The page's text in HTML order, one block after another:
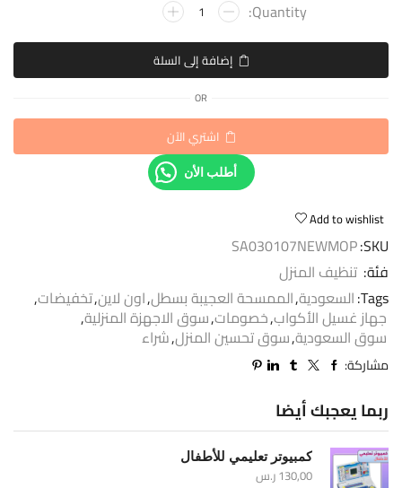
إضافة إلى السلة
OR
اشتري الآن
أطلب الأن
Add to wishlist
SKU:
SA030107NEWMOP
فئة: تنظيف المنزل
Tags: السعودية,الممسحة العجيبة بسطل,اون لاين,تخفيضات,
جهاز غسيل الأكواب,خصومات,سوق الاجهزة المنزلية,
سوق السعودية,سوق تحسين المنزل,شراء
مشاركة:
ربما يعجبك أيضا
كمبيوتر تعليمي للأطفال
130,00ر.س